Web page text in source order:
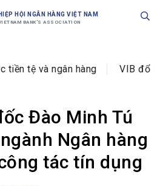
HIỆP HỘI NGÂN HÀNG VIỆT NAM
BANK'S ASSOCIATION
hàng VIB đổi tên Phòng giao
Đào Minh Tú
Ngân hàng
tác tín dụng